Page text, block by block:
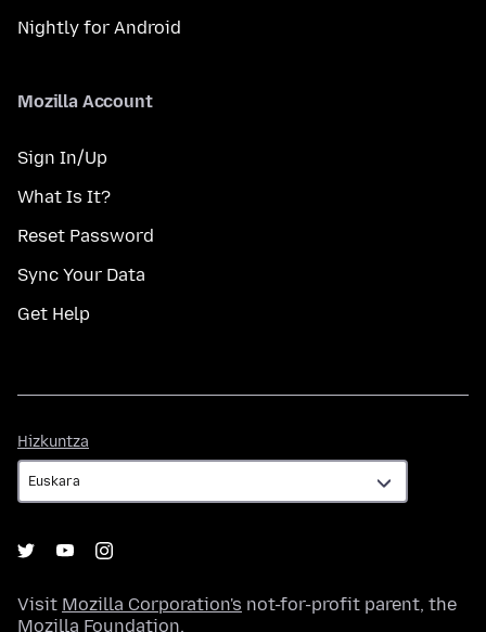
Nightly for Android
Mozilla Account
Sign In/Up
What Is It?
Reset Password
Sync Your Data
Get Help
Hizkuntza
Visit Mozilla Corporation's not-for-profit parent, the
Mozilla Foundation.